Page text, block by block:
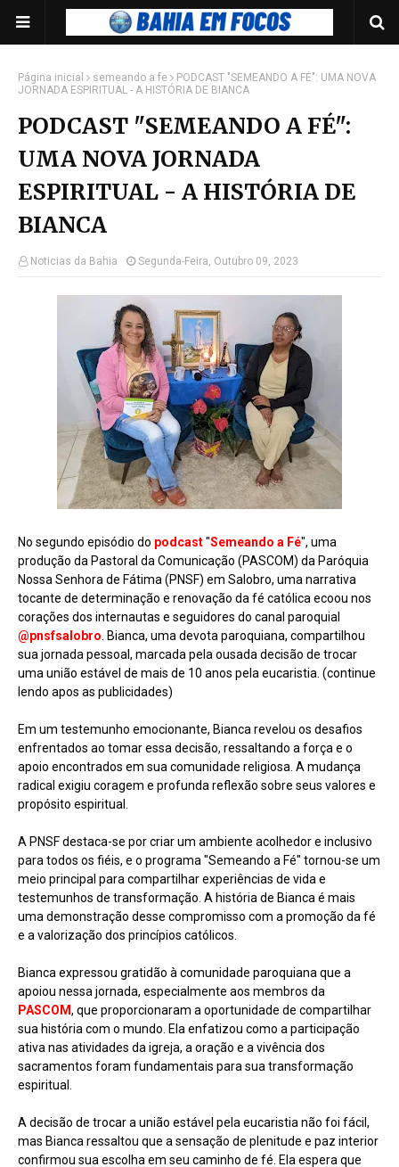
Página inicial semeando a fe
PODCAST "SEMEANDO A FÉ": UMA NOVA
JORNADA ESPIRITUAL - A HISTÓRIA DE BIANCA
PODCAST "SEMEANDO A FÉ":
UMA NOVA JORNADA
ESPIRITUAL - A HISTÓRIA DE
BIANCA
Noticias da Bahia Segunda-Feira, Outubro 09, 2023
No segundo episódio do podcast"Semeando a Fé", uma
produção da Pastoral da Comunicação (PASCOM) da Paróquia
Nossa Senhora de Fátima (PNSF) em Salobro, uma narrativa
tocante de determinação e renovação da fé católica ecoou nos
corações dos internautas e seguidores do canal paroquial
@pnsfsalobro . Bianca, uma devota paroquiana, compartilhou
sua jornada pessoal, marcada pela ousada decisão de trocar
uma união estável de mais de 10 anos pela eucaristia. (continue
lendo apos as publicidades)
Em um testemunho emocionante, Bianca revelou os desafios
enfrentados ao tomar essa decisão, ressaltando a força e o
apoio encontrados em sua comunidade religiosa. A mudança
radical exigiu coragem e profunda reflexão sobre seus valores e
propósito espiritual.
A PNSF destaca-se por criar um ambiente acolhedor e inclusivo
para todos os fiéis, e o programa "Semeando a Fé" tornou-se um
meio principal para compartilhar experiências de vida e
testemunhos de transformação. A história de Bianca é mais
uma demonstração desse compromisso com a promoção da fé
e a valorização dos princípios católicos.
Bianca expressou gratidão à comunidade paroquiana que a
apoiou nessa jornada, especialmente aos membros da
PASCOM, que proporcionaram a oportunidade de compartilhar
sua história com o mundo. Ela enfatizou como a participação
ativa nas atividades da igreja, a oração e a vivência dos
sacramentos foram fundamentais para sua transformação
espiritual.
A decisão de trocar a união estável pela eucaristia não foi fácil,
mas Bianca ressaltou que a sensação de plenitude e paz interior
confirmou sua escolha em seu caminho de fé. Ela espera que